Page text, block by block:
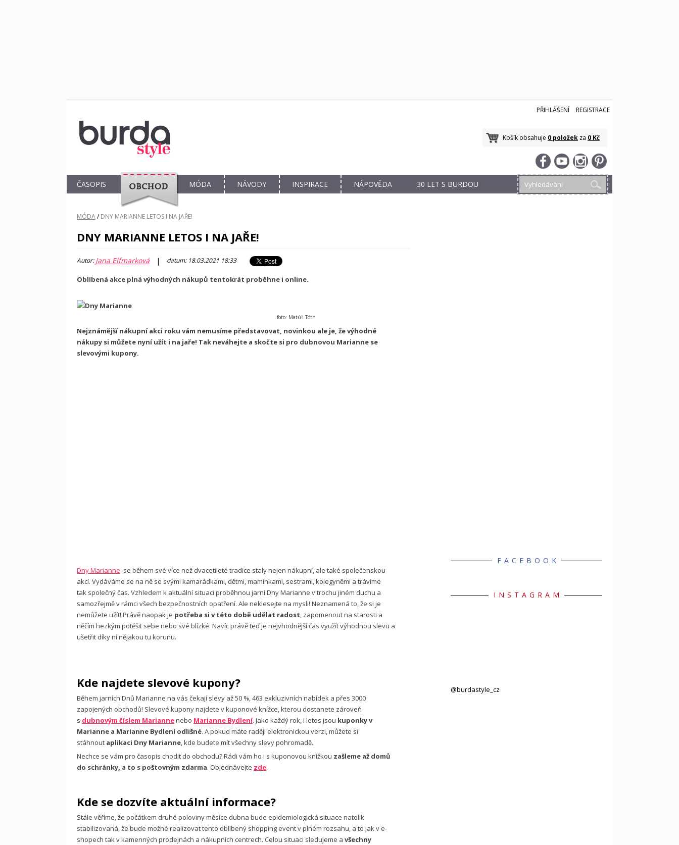
PŘIHLÁŠENÍ REGISTRACE
Košík obsahuje 0 položek za 0 Kč
ČASOPIS
OBCHOD
MÓDA NÁVODY INSPIRACE NÁPOVĚDA 30 LET S BURDOU
MÓDA/ DNY MARIANNE LETOS I NA JAŘE!
DNY MARIANNE LETOS I NA JAŘE!
Autor:Jana Elfmarková | datum: 18.03.2021 18:33
Oblíbená akce plná výhodných nákupů tentokrát proběhne i online.
foto: Matúš Tóth
Nejznámější nákupní akci roku vám nemusíme představovat, novinkou ale je, že výhodné
nákupy si můžete nyní užít i na jaře! Tak neváhejte a skočte si pro dubnovou Marianne se
slevovými kupony.
Dny Marianne se během své více než dvacetileté tradice staly nejen nákupní, ale také společenskou
akcí. Vydáváme se na ně se svými kamarádkami, dětmi, maminkami, sestrami, kolegyněmi a trávíme
tak společný čas. Vzhledem k aktuální situaci proběhnou jarní Dny Marianne v trochu jiném duchu a
samozřejmě v rámci všech bezpečnostních opatření. Ale neklesejte na mysli! Neznamená to, že si je
nemůžete užít! Právě naopak je potřeba si v této době udělat radost, zapomenout na starosti a
něčím hezkým potěšit sebe nebo své blízké. Navíc právě teď je nejvhodnější čas využít výhodnou slevu a
ušetřit díky ní nějakou tu korunu.
Kde najdete slevové kupony?
Během jarních Dnů Marianne na vás čekají slevy až 50 %, 463 exkluzivních nabídek a přes 3000
zapojených obchodů! Slevové kupony najdete v kuponové knížce, kterou dostanete zároveň
s dubnovým číslem Mariannenebo Marianne Bydlení. Jako každý rok, i letos jsou kuponky v
Marianne a Marianne Bydlení odlišné. A pokud máte raději elektronickou verzi, můžete si
stáhnout aplikaci Dny Marianne, kde budete mít všechny slevy pohromadě.
Nechce se vám pro časopis chodit do obchodu? Rádi vám ho i s kuponovou knížkou zašleme až domů
do schránky, a to s poštovným zdarma. Objednávejte zde.
Kde se dozvíte aktuální informace?
Stále věříme, že počátkem druhé poloviny měsíce dubna bude epidemiologická situace natolik
stabilizovaná, že bude možné realizovat tento oblíbený shopping event v plném rozsahu, a to jak v e-
shopech tak v kamenných prodejnách a nákupních centrech. Celou situaci sledujeme a všechny
FACEBOOK
INSTAGRAM
@burdastyle_cz